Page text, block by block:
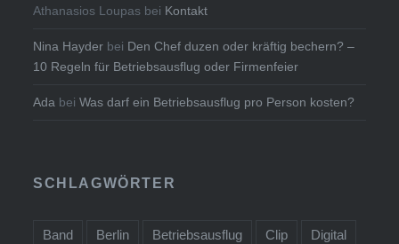
Athanasios Loupas bei Kontakt
Nina Hayder bei Den Chef duzen oder kräftig bechern? –
10 Regeln für Betriebsausflug oder Firmenfeier
Ada beiWas darf ein Betriebsausflug pro Person kosten?
SCHLAGWÖRTER
Band Berlin Betriebsausflug Clip Digital